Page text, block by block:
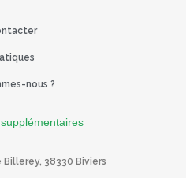
nous ?
Billerey, 38330 Biviers